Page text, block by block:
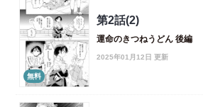
無料
第2話(2)
運命のきつねうどん 後編
2025年01月12日 更新